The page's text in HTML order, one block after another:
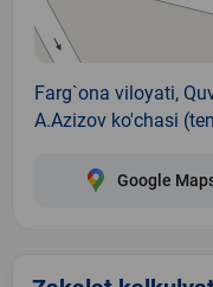
Farg`ona viloyati,
A.Azizov ko'chasi
Google